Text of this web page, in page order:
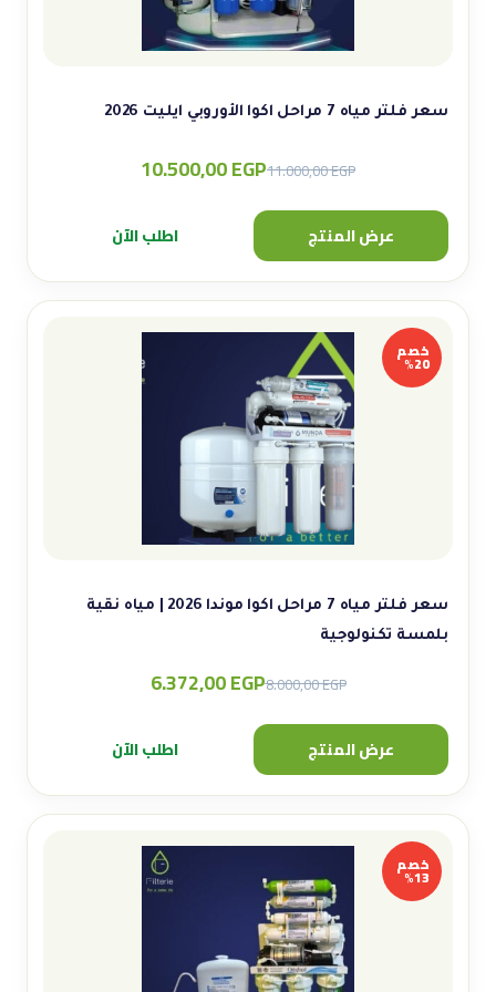
سعر فلتر مياه 7 مراحل اكوا الأوروبي ايليت 2026
11.000,00EGP
Original
10.500,00EGP
Current
عرض المنتج اطلب الآن
خصم
20%
سعر فلتر مياه 7 مراحل اكوا موندا 2026 | مياه نقية
بلمسة تكنولوجية
8.000,00EGP
Original
6.372,00EGP
Current
عرض المنتج اطلب الآن
خصم
13%